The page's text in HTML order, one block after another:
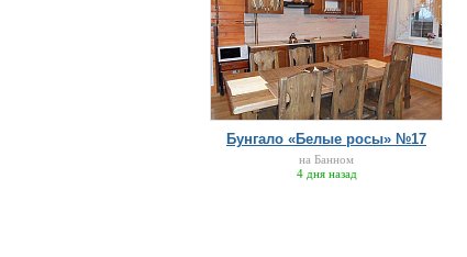
Бунгало «Белые росы» №17
на Банном
4 дня назад